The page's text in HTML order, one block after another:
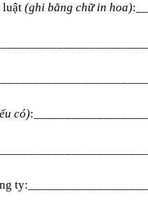
luật (ghi bằng chữ in hoa)
có)